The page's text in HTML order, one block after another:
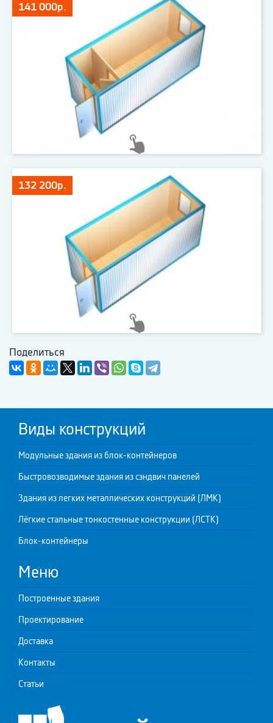
141 000р.
132 200р.
Поделиться
Виды конструкций
Модульные здания из блок-контейнеров
Быстровозводимые здания из сэндвич панелей
Здания из легких металлических конструкций (ЛМК)
Лёгкие стальные тонкостенные конструкции (ЛСТК)
Блок-контейнеры
Меню
Построенные здания
Проектирование
Доставка
Контакты
Статьи